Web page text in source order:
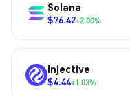
Solana
$76.42+2.00%
Injective
$4.44+1.03%